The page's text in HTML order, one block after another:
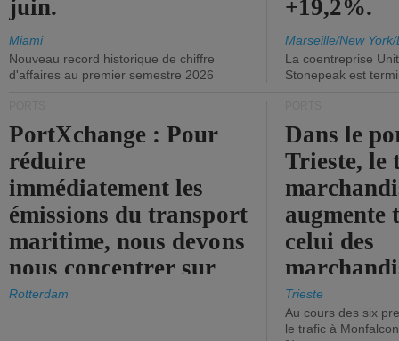
juin.
Miami
Nouveau record historique de chiffre
d'affaires au premier semestre 2026
+19,2%.
Marseille/New
La coentreprise
Stonepeak est
PortXchange : Pour
réduire
immédiatement les
émissions du transport
maritime, nous devons
nous concentrer sur
les ports.
Rotterdam
Dans le
Trieste, le
augmente
celui des
diminue.
Trieste
Au cours des six
le trafic à